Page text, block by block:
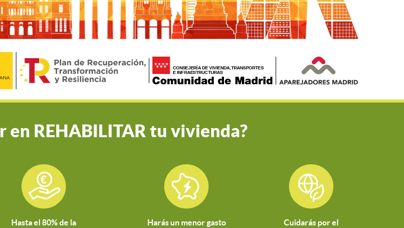
en REHABILITAR tu vivienda?
Hasta el 80% de la
Harás un menor gasto
Cuidarás por el